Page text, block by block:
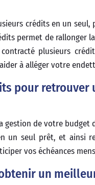
crédits en un
permet de rallonger
plusieurs
à alléger votre
pour retrouver
gestion de votre budget
un seul prêt, et ainsi
vos échéances
un